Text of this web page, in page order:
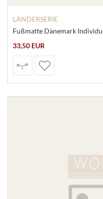
LÄNDERSERIE
Fußmatte Dänemark
33,50 EUR